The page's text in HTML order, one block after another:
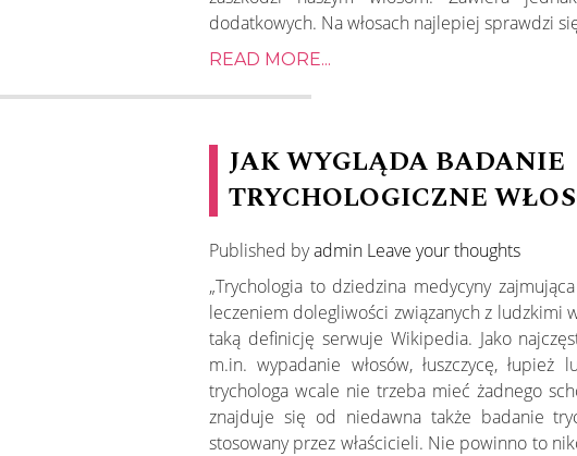
dodatkowych. Na włosach najlepiej sprawdzi
READ MORE...
JAK WYGLĄDA BADANIE
TRYCHOLOGICZNE
Published byadmin Leave your thoughts
„Trychologia to dziedzina medycyny
leczeniem dolegliwości związanych z ludzkimi
taką definicję serwuje Wikipedia. Jako
m.in. wypadanie włosów, łuszczycę,
trychologa wcale nie trzeba mieć żadnego
znajduje się od niedawna także badanie
stosowany przez właścicieli. Nie powinno to